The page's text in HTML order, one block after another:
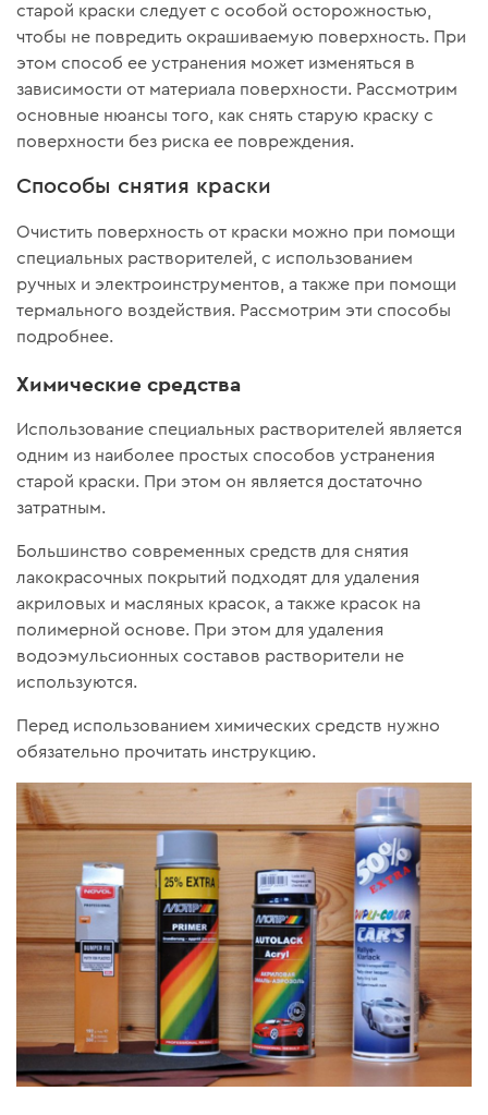
старой краски следует с особой осторожностью,
чтобы не повредить окрашиваемую поверхность. При
этом способ ее устранения может изменяться в
зависимости от материала поверхности. Рассмотрим
основные нюансы того, как снять старую краску с
поверхности без риска ее повреждения.
Способы снятия краски
Очистить поверхность от краски можно при помощи
специальных растворителей, с использованием
ручных и электроинструментов, а также при помощи
термального воздействия. Рассмотрим эти способы
подробнее.
Химические средства
Использование специальных растворителей является
одним из наиболее простых способов устранения
старой краски. При этом он является достаточно
затратным.
Большинство современных средств для снятия
лакокрасочных покрытий подходят для удаления
акриловых и масляных красок, а также красок на
полимерной основе. При этом для удаления
водоэмульсионных составов растворители не
используются.
Перед использованием химических средств нужно
обязательно прочитать инструкцию.